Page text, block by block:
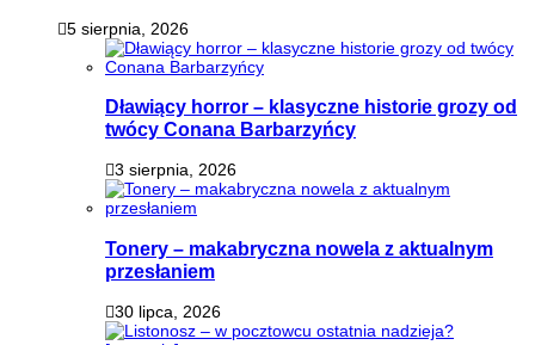
5 sierpnia, 2026
Dławiący horror – klasyczne historie grozy od
twócy Conana Barbarzyńcy
3 sierpnia, 2026
Tonery – makabryczna nowela z aktualnym
przesłaniem
30 lipca, 2026